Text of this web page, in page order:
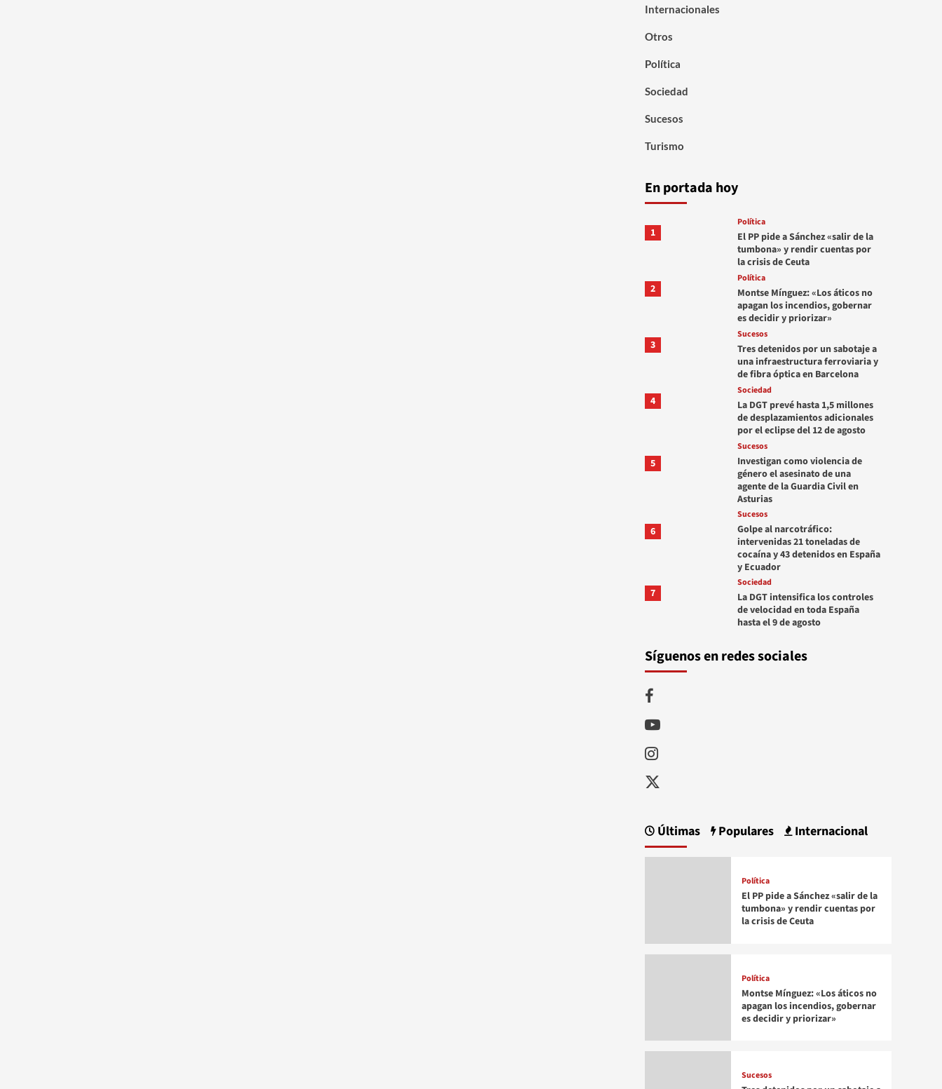
Internacionales
Otros
Política
Sociedad
Sucesos
Turismo
En portada hoy
1
Política
El PP pide a Sánchez «salir de la
tumbona» y rendir cuentas por
la crisis de Ceuta
2
Política
Montse Mínguez: «Los áticos no
apagan los incendios, gobernar
es decidir y priorizar»
3
Sucesos
Tres detenidos por un sabotaje a
una infraestructura ferroviaria y
de fibra óptica en Barcelona
4
Sociedad
La DGT prevé hasta 1,5 millones
de desplazamientos adicionales
por el eclipse del 12 de agosto
5
Sucesos
Investigan como violencia de
género el asesinato de una
agente de la Guardia Civil en
Asturias
6
Sucesos
Golpe al narcotráfico:
intervenidas 21 toneladas de
cocaína y 43 detenidos en España
y Ecuador
7
Sociedad
La DGT intensifica los controles
de velocidad en toda España
hasta el 9 de agosto
Síguenos en redes sociales
Facebook
Youtube
Instagram
Twitter
Últimas Populares Internacional
Política
El PP pide a Sánchez «salir de la
tumbona» y rendir cuentas por
la crisis de Ceuta
Política
Montse Mínguez: «Los áticos no
apagan los incendios, gobernar
es decidir y priorizar»
Sucesos